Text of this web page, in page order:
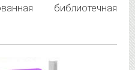
библиотечная